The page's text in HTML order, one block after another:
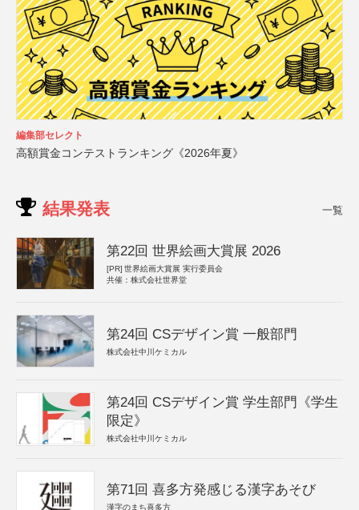
編集部セレクト
高額賞金コンテストランキング《2026年夏》
結果発表 一覧
第22回 世界絵画大賞展 2026
[PR] 世界絵画大賞展 実行委員会
共催：株式会社世界堂
第24回 CSデザイン賞 一般部門
株式会社中川ケミカル
第24回 CSデザイン賞 学生部門《学生
限定》
株式会社中川ケミカル
第71回 喜多方発感じる漢字あそび
漢字のまち喜多方